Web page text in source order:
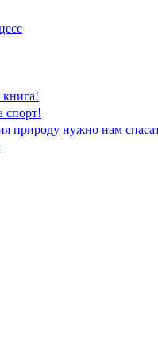
книга!
спорт!
природу нужно нам